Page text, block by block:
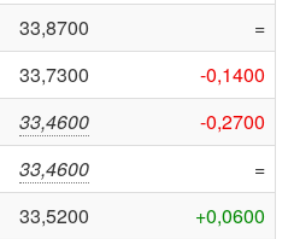
33,8700
=
33,7300
-0,1400
33,4600
-0,2700
33,4600
=
33,5200
+0,0600